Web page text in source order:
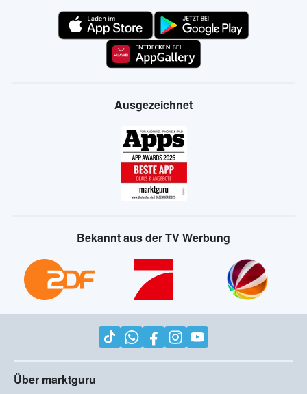
Ausgezeichnet
Bekannt aus der TV Werbung
Über marktguru